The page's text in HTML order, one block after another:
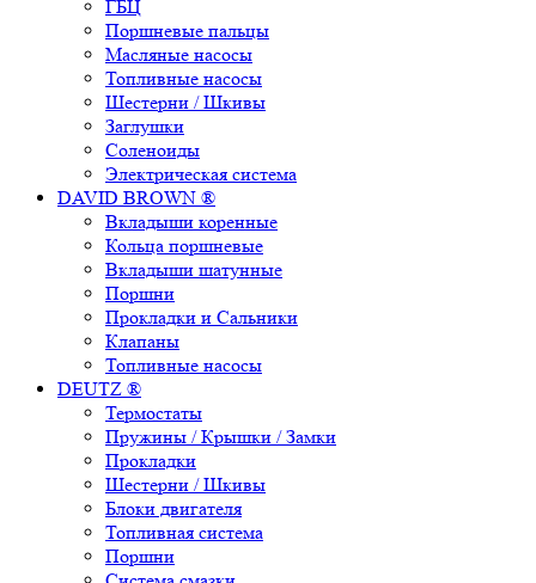
ГБЦ
Поршневые пальцы
Масляные насосы
Топливные насосы
Шестерни / Шкивы
Заглушки
Соленоиды
Электрическая система
DAVID BROWN ®
Вкладыши коренные
Кольца поршневые
Вкладыши шатунные
Поршни
Прокладки и Сальники
Клапаны
Топливные насосы
DEUTZ ®
Термостаты
Пружины / Крышки / Замки
Прокладки
Шестерни / Шкивы
Блоки двигателя
Топливная система
Поршни